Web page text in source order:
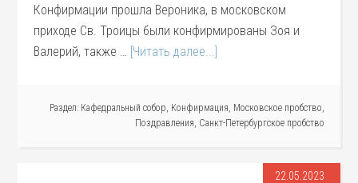
Конфирмации прошла Вероника, в московском
приходе Св. Троицы были конфирмированы Зоя и
Валерий, также … [Читать далее...]
Раздел: Кафедральный собор, Конфирмация, Московское пробство,
Поздравления, Санкт-Петербургское пробство
22.05.2023